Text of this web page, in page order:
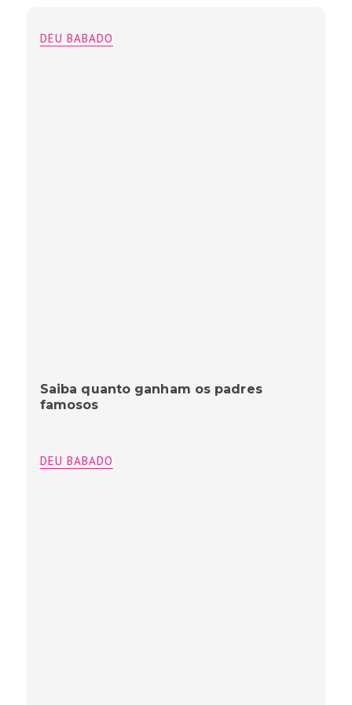
DEU BABADO
Saiba quanto ganham os padres
famosos
DEU BABADO